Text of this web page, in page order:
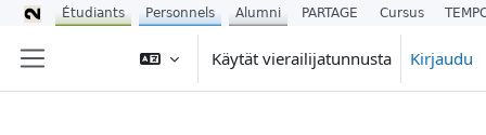
Käytät vierailijatunnusta Kirjaudu
Étudiants Personnels Alumni PARTAGE Cursus